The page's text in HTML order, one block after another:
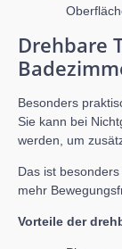
Drehbare
Besonders
Sie kann bei
werden, um
Das ist
mehr
Vorteile der